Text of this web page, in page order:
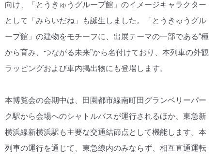
向け、「とうきゅうグループ館」のイメージキャラクター
として「みらいだね」も誕生しました。「とうきゅうグル
ープ館」の建物をモチーフに、出展テーマの一部である“種
から育み、つながる未来”から名付けており、本列車の外観
ラッピングおよび車内掲出物にも登場します。
本博覧会の会期中は、田園都市線南町田グランベリーパー
ク駅から会場へのシャトルバスが運行されるほか、東急新
横浜線新横浜駅も主要な交通結節点として機能します。本
列車の運行を通じて、東急線内のみならず、相互直通運転